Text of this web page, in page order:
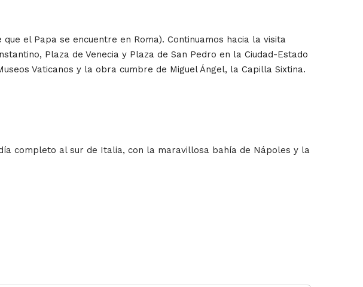
el Papa se encuentre en Roma). Continuamos hacia la visita
Plaza de Venecia y Plaza de San Pedro en la Ciudad-Estado
Vaticanos y la obra cumbre de Miguel Ángel, la Capilla Sixtina.
completo al sur de Italia, con la maravillosa bahía de Nápoles y la